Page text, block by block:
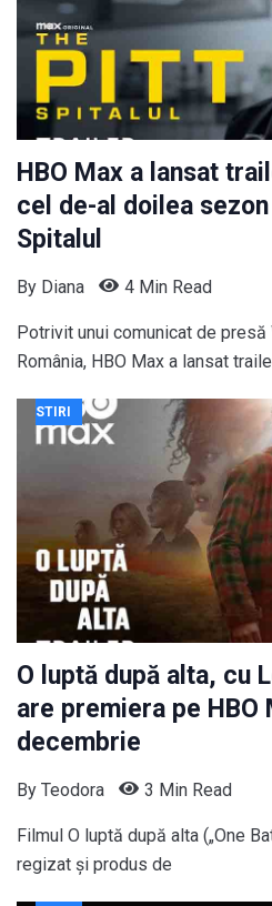
HBO Max a lansat
cel de-al doilea
Spitalul
By Diana 4 Min Read
Potrivit unui comunicat de
România, HBO Max a lansat
STIRI
O luptă după alta, cu
are premiera pe HBO
decembrie
By Teodora 3 Min Read
Filmul O luptă după alta („One
regizat și produs de